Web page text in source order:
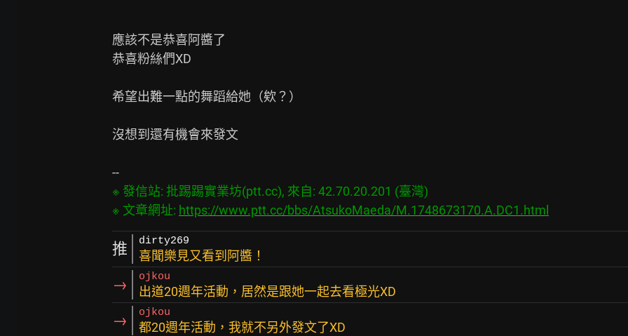
應該不是恭喜阿醬了
恭喜粉絲們XD
希望出難一點的舞蹈給她（欸？）
沒想到還有機會來發文
※ 發信站: 批踢踢實業坊(ptt.cc), 來自: 42.70.20.201 (臺灣)
※ 文章網址: https://www.ptt.cc/bbs/AtsukoMaeda/M.1748673170.A.DC1.html
推 dirty269
喜聞樂見又看到阿醬！
→ ojkou
出道20週年活動，居然是跟她一起去看極光XD
→ ojkou
都20週年活動，我就不另外發文了XD